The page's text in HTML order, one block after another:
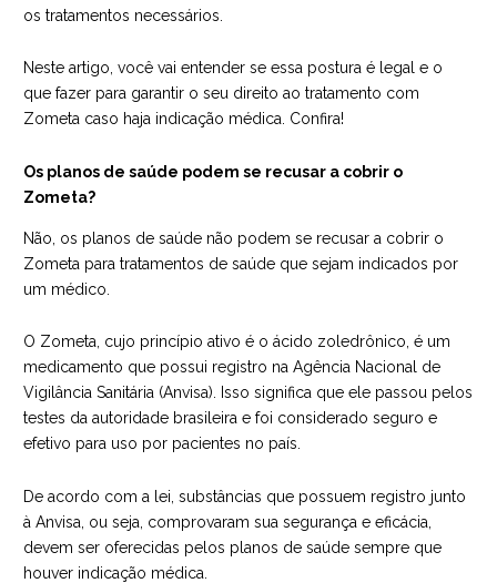
os tratamentos necessários.
Neste artigo, você vai entender se essa postura é legal e o
que fazer para garantir o seu direito ao tratamento com
Zometa caso haja indicação médica. Confira!
Os planos de saúde podem se recusar a cobrir o
Zometa?
Não, os planos de saúde não podem se recusar a cobrir o
Zometa para tratamentos de saúde que sejam indicados por
um médico.
O Zometa, cujo princípio ativo é o ácido zoledrônico, é um
medicamento que possui registro na Agência Nacional de
Vigilância Sanitária (Anvisa). Isso significa que ele passou pelos
testes da autoridade brasileira e foi considerado seguro e
efetivo para uso por pacientes no país.
De acordo com a lei, substâncias que possuem registro junto
à Anvisa, ou seja, comprovaram sua segurança e eficácia,
devem ser oferecidas pelos planos de saúde sempre que
houver indicação médica.